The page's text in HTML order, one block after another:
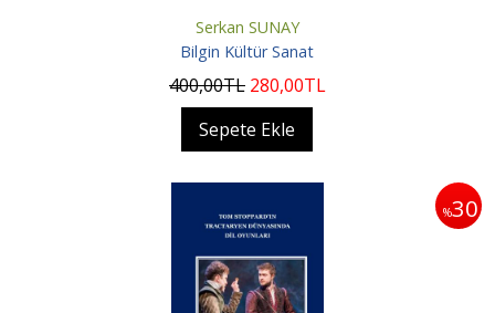
Serkan SUNAY
Bilgin Kültür Sanat
400,00TL 280,00TL
Sepete Ekle
%30